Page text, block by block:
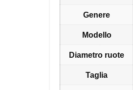
Genere
Modello
Diametro ruote
Taglia